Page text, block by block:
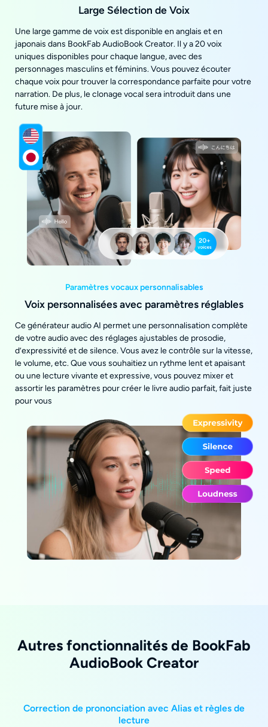
Large Sélection de Voix
Une large gamme de voix est disponible en anglais et en
japonais dans BookFab AudioBook Creator. Il y a 20 voix
uniques disponibles pour chaque langue, avec des
personnages masculins et féminins. Vous pouvez écouter
chaque voix pour trouver la correspondance parfaite pour votre
narration. De plus, le clonage vocal sera introduit dans une
future mise à jour.
Paramètres vocaux personnalisables
Voix personnalisées avec paramètres réglables
Ce générateur audio AI permet une personnalisation complète
de votre audio avec des réglages ajustables de prosodie,
d’expressivité et de silence. Vous avez le contrôle sur la vitesse,
le volume, etc. Que vous souhaitiez un rythme lent et apaisant
ou une lecture vivante et expressive, vous pouvez mixer et
assortir les paramètres pour créer le livre audio parfait, fait juste
pour vous
Autres fonctionnalités de BookFab
AudioBook Creator
Correction de prononciation avec Alias et règles de
lecture